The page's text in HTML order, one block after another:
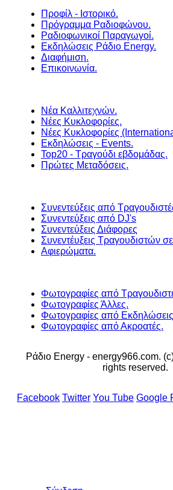
Προφίλ - Ιστορικό.
Πρόγραμμα Ραδιοφώνου.
Ραδιοφωνικοί Παραγωγοί.
Εκδηλώσεις Ράδιο Energy.
Διαφήμιση.
Επικοινωνία.
Νέα Καλλιτεχνών.
Νέες Κυκλοφορίες.
Νέες Κυκλοφορίες
Εκδηλώσεις - Events.
Top20 - Τραγούδι εβδομάδας.
Πρώτες Μεταδόσεις.
Συνεντεύξεις από
Συνεντεύξεις από DJ's
Συνεντεύξεις Διάφορες
Συνεντέυξεις Τραγουδιστών
Αφιερώματα.
Φωτογραφίες από
Φωτογραφίες Άλλες.
Φωτογραφίες από
Φωτογραφίες από Ακροατές.
Ράδιο Energy - energy966.com.
rights reserved.
Facebook Twitter You Tube Google